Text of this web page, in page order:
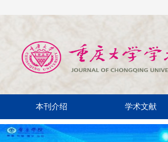
本刊介绍 学术文献